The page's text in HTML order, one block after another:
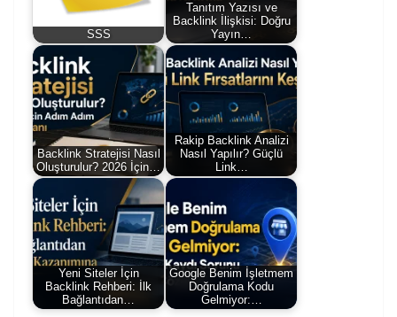
SSS
Tanıtım Yazısı ve
Backlink İlişkisi: Doğru
Yayın…
Backlink Stratejisi Nasıl
Oluşturulur? 2026 İçin…
Rakip Backlink Analizi
Nasıl Yapılır? Güçlü
Link…
Yeni Siteler İçin
Backlink Rehberi: İlk
Bağlantıdan…
Google Benim İşletmem
Doğrulama Kodu
Gelmiyor:…